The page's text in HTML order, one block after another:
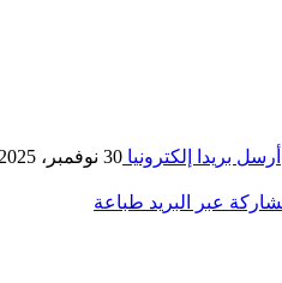
أرسل بريدا إلكترونيا 30 نوفمبر، 2025
عبر البريد طباعة